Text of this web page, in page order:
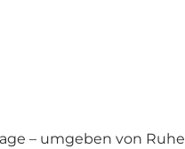
– umgeben von